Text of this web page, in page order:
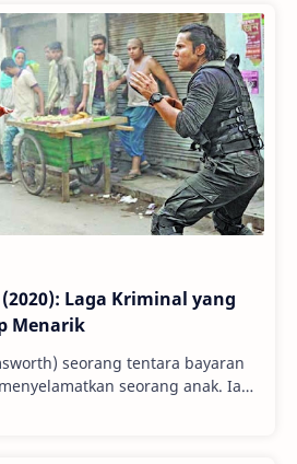
Laga Kriminal yang
Menarik
seorang tentara bayaran
seorang anak. Ia
Jaiswal), anak s…